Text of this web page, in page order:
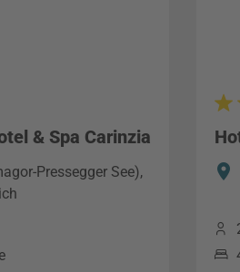
& Spa Carinzia
Pressegger See),